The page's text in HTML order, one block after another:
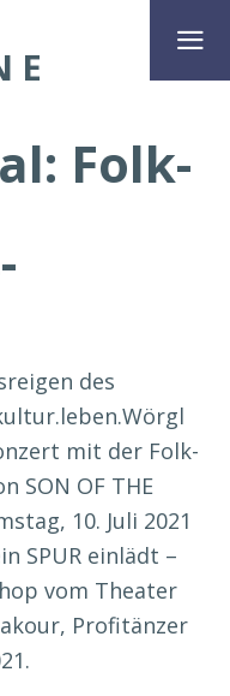
Folk-
des
mit der Folk-
SON OF THE
10. Juli 2021
SPUR einlädt –
vom Theater
Profitänzer